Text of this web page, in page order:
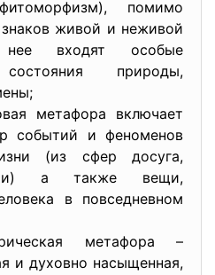
помимо
живой и неживой
входят особые
состояния природы,
метафора включает
событий и феноменов
(из сфер досуга,
а также вещи,
в повседневном
метафора –
и духовно насыщенная,